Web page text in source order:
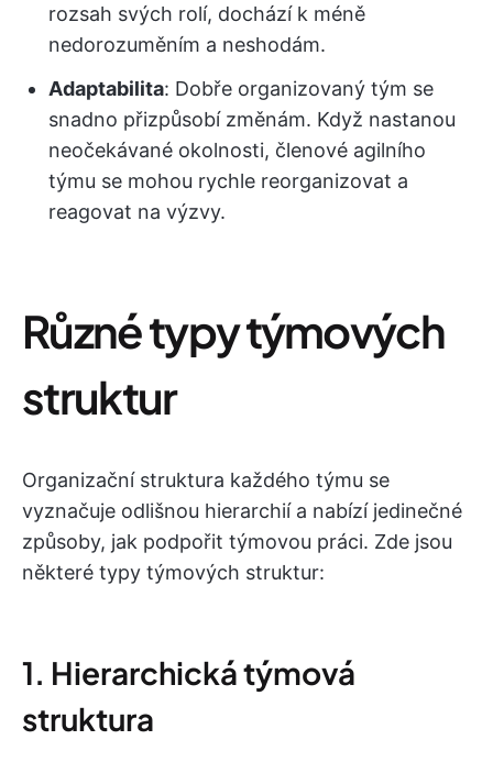
rozsah svých rolí, dochází k méně
nedorozuměním a neshodám.
Adaptabilita: Dobře organizovaný tým se
snadno přizpůsobí změnám. Když nastanou
neočekávané okolnosti, členové agilního
týmu se mohou rychle reorganizovat a
reagovat na výzvy.
Různé typy týmových
struktur
Organizační struktura každého týmu se
vyznačuje odlišnou hierarchií a nabízí jedinečné
způsoby, jak podpořit týmovou práci. Zde jsou
některé typy týmových struktur:
1. Hierarchická týmová
struktura